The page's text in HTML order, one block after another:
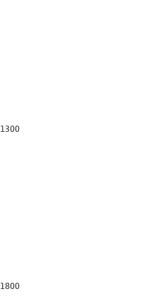
1300
1800